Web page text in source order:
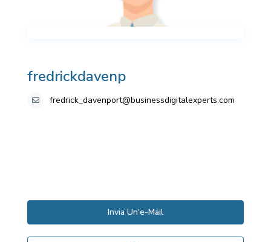
fredrickdavenp
fredrick_davenport@businessdigitalexperts.com
Invia Un'e-Mail